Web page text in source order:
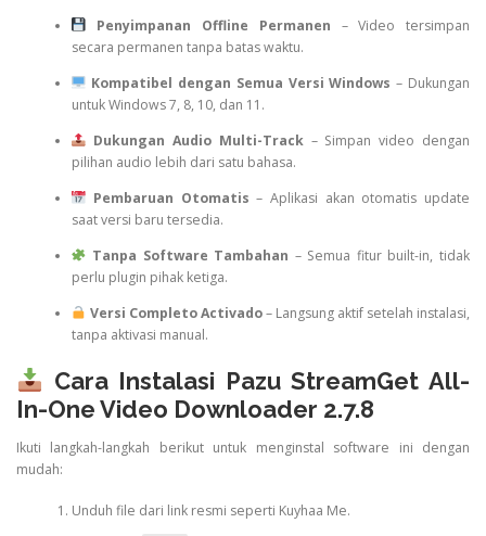
Penyimpanan Offline Permanen – Video tersimpan
secara permanen tanpa batas waktu.
Kompatibel dengan Semua Versi Windows – Dukungan
untuk Windows 7, 8, 10, dan 11.
Dukungan Audio Multi-Track– Simpan video dengan
pilihan audio lebih dari satu bahasa.
Pembaruan Otomatis – Aplikasi akan otomatis update
saat versi baru tersedia.
Tanpa Software Tambahan – Semua fitur built-in, tidak
perlu plugin pihak ketiga.
Versi Completo Activado– Langsung aktif setelah instalasi,
tanpa aktivasi manual.
Cara Instalasi Pazu StreamGet All-
In-One Video Downloader 2.7.8
Ikuti langkah-langkah berikut untuk menginstal software ini dengan
mudah:
Unduh file dari link resmi seperti Kuyhaa Me.